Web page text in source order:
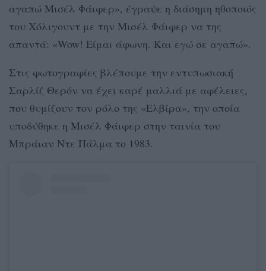
αγαπώ Μισέλ Φάιφερ», έγραψε η διάσημη ηθοποιός
του Χόλιγουντ με την Μισέλ Φάιφερ να της
απαντά: «Wow! Είμαι άφωνη. Και εγώ σε αγαπώ».
Στις φωτογραφίες βλέπουμε την εντυπωσιακή
Σαρλίζ Θερόν να έχει καρέ μαλλιά με αφέλειες,
που θυμίζουν τον ρόλο της «Ελβίρα», την οποία
υποδύθηκε η Μισέλ Φάιφερ στην ταινία του
Μπράιαν Ντε Πάλμα το 1983.